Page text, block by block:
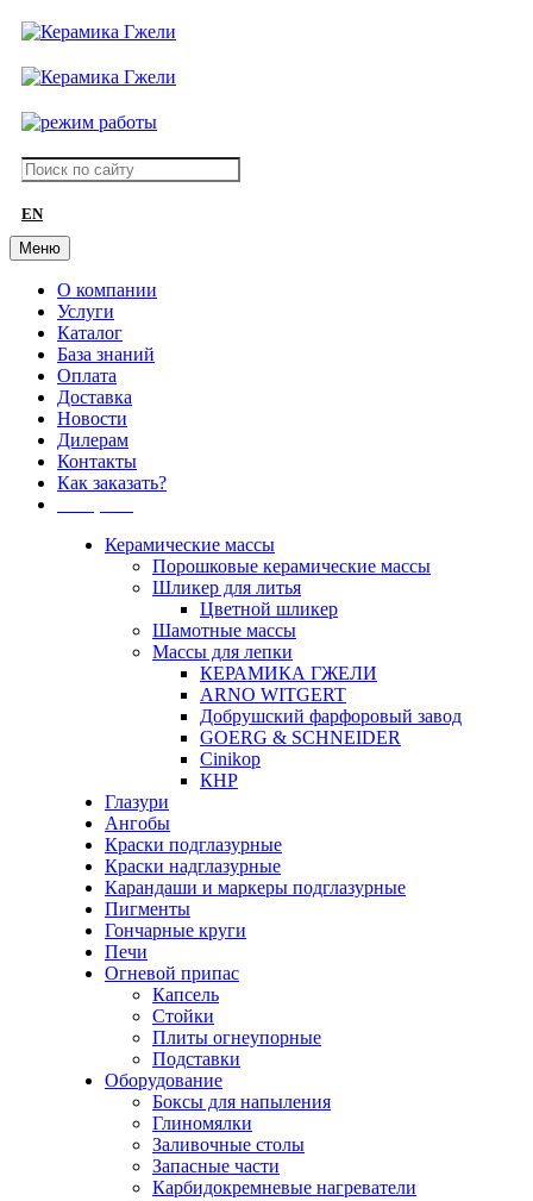
EN
Меню
О компании
Услуги
Каталог
База знаний
Оплата
Доставка
Новости
Дилерам
Контакты
Как заказать?
Керамические массы
Порошковые керамические массы
Шликер для литья
Цветной шликер
Шамотные массы
Массы для лепки
КЕРАМИКА ГЖЕЛИ
ARNO WITGERT
Добрушский фарфоровый завод
GOERG & SCHNEIDER
Cinikop
КНР
Глазури
Ангобы
Краски подглазурные
Краски надглазурные
Карандаши и маркеры подглазурные
Пигменты
Гончарные круги
Печи
Огневой припас
Капсель
Стойки
Плиты огнеупорные
Подставки
Оборудование
Боксы для напыления
Глиномялки
Заливочные столы
Запасные части
Карбидокремневые нагреватели